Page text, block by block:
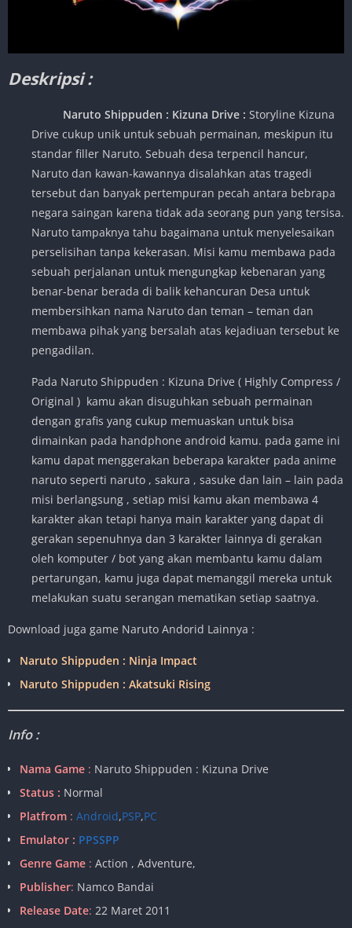
Deskripsi :
Naruto Shippuden : Kizuna Drive : Storyline Kizuna
Drive cukup unik untuk sebuah permainan, meskipun itu
standar filler Naruto. Sebuah desa terpencil hancur,
Naruto dan kawan-kawannya disalahkan atas tragedi
tersebut dan banyak pertempuran pecah antara bebrapa
negara saingan karena tidak ada seorang pun yang tersisa.
Naruto tampaknya tahu bagaimana untuk menyelesaikan
perselisihan tanpa kekerasan. Misi kamu membawa pada
sebuah perjalanan untuk mengungkap kebenaran yang
benar-benar berada di balik kehancuran Desa untuk
membersihkan nama Naruto dan teman – teman dan
membawa pihak yang bersalah atas kejadiuan tersebut ke
pengadilan.
Pada Naruto Shippuden : Kizuna Drive ( Highly Compress /
Original ) kamu akan disuguhkan sebuah permainan
dengan grafis yang cukup memuaskan untuk bisa
dimainkan pada handphone android kamu. pada game ini
kamu dapat menggerakan beberapa karakter pada anime
naruto seperti naruto , sakura , sasuke dan lain – lain pada
misi berlangsung , setiap misi kamu akan membawa 4
karakter akan tetapi hanya main karakter yang dapat di
gerakan sepenuhnya dan 3 karakter lainnya di gerakan
oleh komputer / bot yang akan membantu kamu dalam
pertarungan, kamu juga dapat memanggil mereka untuk
melakukan suatu serangan mematikan setiap saatnya.
Download juga game Naruto Andorid Lainnya :
Naruto Shippuden : Ninja Impact
Naruto Shippuden : Akatsuki Rising
Info :
Nama Game : Naruto Shippuden : Kizuna Drive
Status : Normal
Platfrom : Android,PSP,PC
Emulator : PPSSPP
Genre Game : Action , Adventure,
Publisher: Namco Bandai
Release Date: 22 Maret 2011